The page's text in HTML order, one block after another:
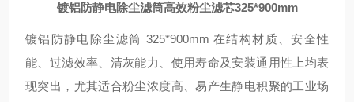
镀铝防静电除尘滤筒高效粉尘滤芯325*900mm
镀铝防静电除尘滤筒 325*900mm 在结构材质、安全性
能、过滤效率、清灰能力、使用寿命及安装通用性上均表
现突出，尤其适合粉尘浓度高、易产生静电积聚的工业场